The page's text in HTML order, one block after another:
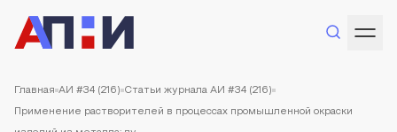
Главная АИ #34 (216) Статьи журнала АИ #34 (216)
Применение растворителей в процессах промышленной окраски